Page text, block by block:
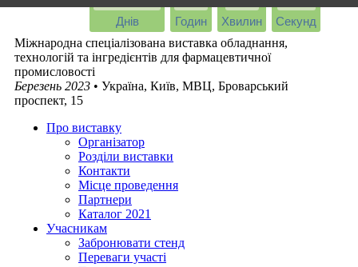
Днів Годин Хвилин
Секунд
Міжнародна спеціалізована виставка обладнання,
технологій та інгредієнтів для фармацевтичної
промисловості
Березень 2023 • Україна, Київ, МВЦ, Броварський
проспект, 15
Про виставку
Організатор
Розділи виставки
Контакти
Місце проведення
Партнери
Каталог 2021
Учасникам
Забронювати стенд
Переваги участі
Donate
Support Ukraine
Share this widget